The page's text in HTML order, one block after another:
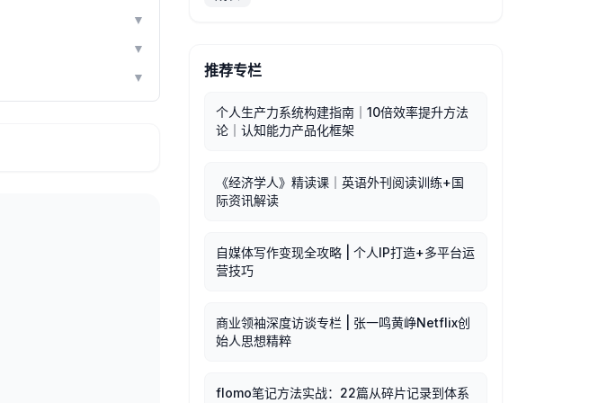
▼
▼
▼ 推荐专栏
个人生产力系统构建指南｜10倍效率提升方法
论｜认知能力产品化框架
《经济学人》精读课｜英语外刊阅读训练+国
际资讯解读
自媒体写作变现全攻略 | 个人IP打造+多平台运
营技巧
商业领袖深度访谈专栏 | 张一鸣黄峥Netflix创
始人思想精粹
flomo笔记方法实战：22篇从碎片记录到体系